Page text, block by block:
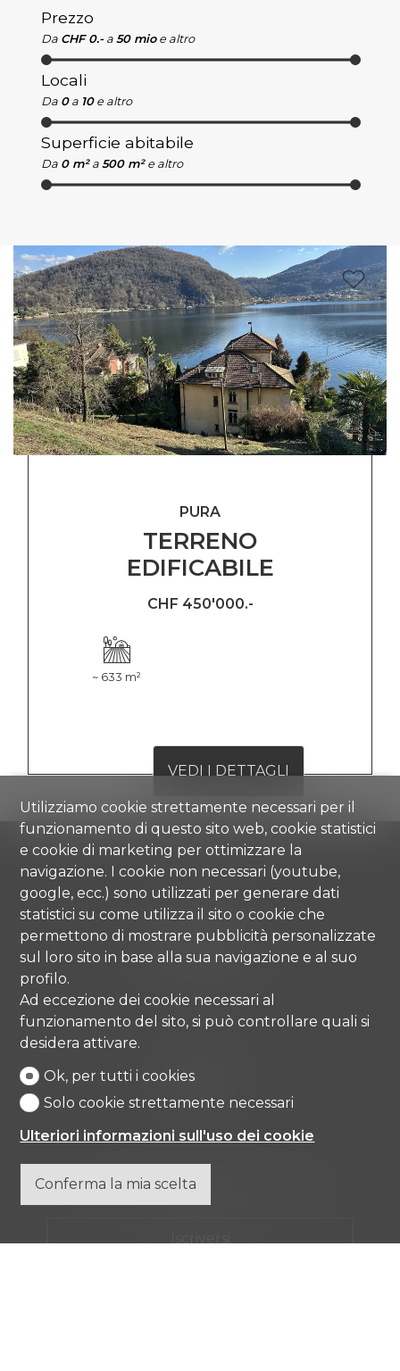
Prezzo
Da CHF 0.- a 50 mio e altro
Locali
Da 0 a 10 e altro
Superficie abitabile
Da 0 m² a 500 m² e altro
TERRENO
EDIFICABILE
PURA
CHF 450'000.-
~ 633 m²
VEDI I DETTAGLI
Comisa SA
Strada di Gandria 4
6976 Castagnola
Tel. +41 91 971 67 00
Beni immobili
Contatto
Non perdere nessun oggetto, registrarsi
Utilizziamo cookie strettamente necessari per il
funzionamento di questo sito web, cookie statistici
e cookie di marketing per ottimizzare la
navigazione. I cookie non necessari (youtube,
google, ecc.) sono utilizzati per generare dati
statistici su come utilizza il sito o cookie che
permettono di mostrare pubblicità personalizzate
sul loro sito in base alla sua navigazione e al suo
profilo.
Ad eccezione dei cookie necessari al
funzionamento del sito, si può controllare quali si
desidera attivare.
Ok, per tutti i cookies
Solo cookie strettamente necessari
Ulteriori informazioni sull'uso dei cookie
Conferma la mia scelta